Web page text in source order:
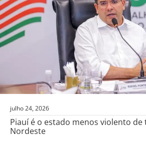
julho 24, 2026
Piauí é o estado menos violento de
Nordeste